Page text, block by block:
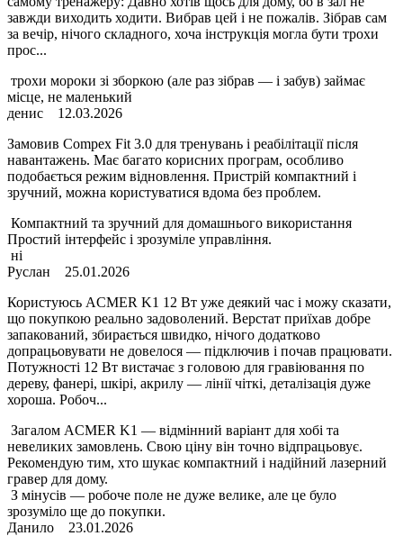
завжди виходить ходити. Вибрав цей і не пожалів. Зібрав сам
за вечір, нічого складного, хоча інструкція могла бути трохи
прос...
трохи мороки зі зборкою (але раз зібрав — і забув) займає
місце, не маленький
денис
12.03.2026
Замовив Compex Fit 3.0 для тренувань і реабілітації після
навантажень. Має багато корисних програм, особливо
подобається режим відновлення. Пристрій компактний і
зручний, можна користуватися вдома без проблем.
Компактний та зручний для домашнього використання
Простий інтерфейс і зрозуміле управління.
ні
Руслан
25.01.2026
Користуюсь ACMER K1 12 Вт уже деякий час і можу сказати,
що покупкою реально задоволений. Верстат приїхав добре
запакований, збирається швидко, нічого додатково
допрацьовувати не довелося — підключив і почав працювати.
Потужності 12 Вт вистачає з головою для гравіювання по
дереву, фанері, шкірі, акрилу — лінії чіткі, деталізація дуже
хороша. Робоч...
Загалом ACMER K1 — відмінний варіант для хобі та
невеликих замовлень. Свою ціну він точно відпрацьовує.
Рекомендую тим, хто шукає компактний і надійний лазерний
гравер для дому.
З мінусів — робоче поле не дуже велике, але це було
зрозуміло ще до покупки.
Данило
23.01.2026